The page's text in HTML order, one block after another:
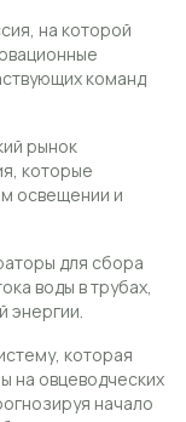
на которой
команд
рынок
которые
освещении и
для сбора
воды в трубах,
энергии.
которая
на овцеводческих
начало